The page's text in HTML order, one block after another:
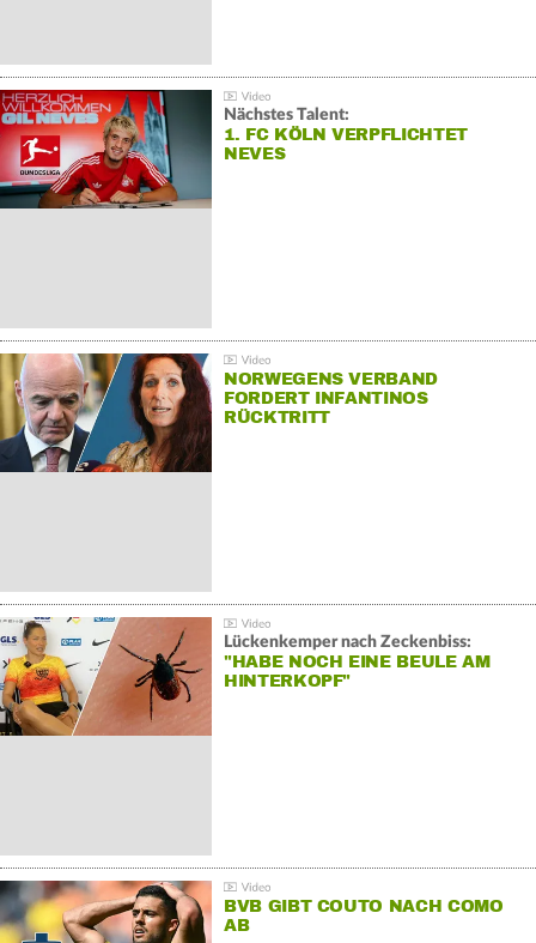
Nächstes Talent:
1. FC KÖLN VERPFLICHTET
NEVES
NORWEGENS VERBAND
FORDERT INFANTINOS
RÜCKTRITT
Lückenkemper nach Zeckenbiss:
"HABE NOCH EINE BEULE AM
HINTERKOPF"
BVB GIBT COUTO NACH COMO
AB